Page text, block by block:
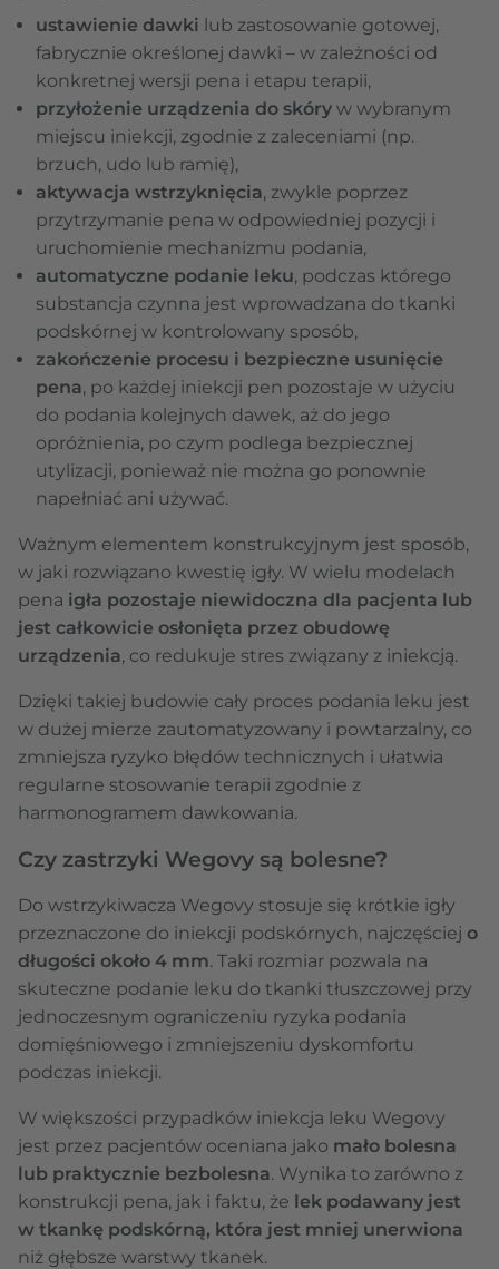
ustawienie dawki lub zastosowanie gotowej,
fabrycznie określonej dawki – w zależności od
konkretnej wersji pena i etapu terapii,
przyłożenie urządzenia do skóry w wybranym
miejscu iniekcji, zgodnie z zaleceniami (np.
brzuch, udo lub ramię),
aktywacja wstrzyknięcia, zwykle poprzez
przytrzymanie pena w odpowiedniej pozycji i
uruchomienie mechanizmu podania,
automatyczne podanie leku, podczas którego
substancja czynna jest wprowadzana do tkanki
podskórnej w kontrolowany sposób,
zakończenie procesu i bezpieczne usunięcie
pena, po każdej iniekcji pen pozostaje w użyciu
do podania kolejnych dawek, aż do jego
opróżnienia, po czym podlega bezpiecznej
utylizacji, ponieważ nie można go ponownie
napełniać ani używać.
Ważnym elementem konstrukcyjnym jest sposób,
w jaki rozwiązano kwestię igły. W wielu modelach
pena igła pozostaje niewidoczna dla pacjenta lub
jest całkowicie osłonięta przez obudowę
urządzenia, co redukuje stres związany z iniekcją.
Dzięki takiej budowie cały proces podania leku jest
w dużej mierze zautomatyzowany i powtarzalny, co
zmniejsza ryzyko błędów technicznych i ułatwia
regularne stosowanie terapii zgodnie z
harmonogramem dawkowania.
Czy zastrzyki Wegovy są bolesne?
Do wstrzykiwacza Wegovy stosuje się krótkie igły
przeznaczone do iniekcji podskórnych, najczęściej o
długości około 4 mm. Taki rozmiar pozwala na
skuteczne podanie leku do tkanki tłuszczowej przy
jednoczesnym ograniczeniu ryzyka podania
domięśniowego i zmniejszeniu dyskomfortu
podczas iniekcji.
W większości przypadków iniekcja leku Wegovy
jest przez pacjentów oceniana jako mało bolesna
lub praktycznie bezbolesna. Wynika to zarówno z
konstrukcji pena, jak i faktu, że lek podawany jest
w tkankę podskórną, która jest mniej unerwiona
niż głębsze warstwy tkanek.